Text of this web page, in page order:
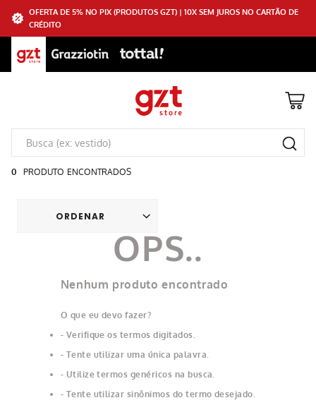
OFERTA DE 5% NO PIX (PRODUTOS GZT) | 10X SEM JUROS NO CARTÃO DE
CRÉDITO
0 PRODUTO
Nenhum produto encontrado
O que eu devo fazer?
Verifique os termos digitados.
Tente utilizar uma única palavra.
Utilize termos genéricos na busca.
Tente utilizar sinônimos do termo desejado.